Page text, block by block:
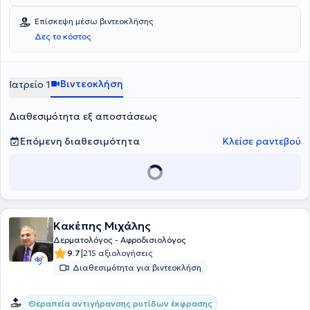
Επίσκεψη μέσω βιντεοκλήσης
Δες το κόστος
Ιατρείο 1 Βιντεοκλήση
Διαθεσιμότητα εξ αποστάσεως
Επόμενη διαθεσιμότητα
Κλείσε ραντεβού
Κακέπης Μιχάλης
Δερματολόγος - Αφροδισιολόγος
9.7|215 αξιολογήσεις
Διαθεσιμότητα για βιντεοκλήση
Θεραπεία αντιγήρανσης ρυτίδων έκφρασης